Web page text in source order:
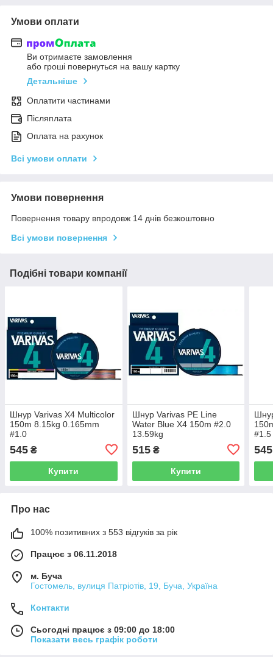
Умови оплати
Ви отримаєте замовлення
або гроші повернуться на вашу картку
Детальніше
Оплатити частинами
Післяплата
Оплата на рахунок
Всі умови оплати
Умови повернення
Повернення товару впродовж 14 днів безкоштовно
Всі умови повернення
Подібні товари компанії
Шнур Varivas X4 Multicolor
150m 8.15kg 0.165mm
#1.0
545 ₴
Купити
Шнур Varivas PE Line
Water Blue X4 150m #2.0
13.59kg
515₴
Купити
#1.5
545
Про нас
100% позитивних з 553 відгуків за рік
Працює з 06.11.2018
м. Буча
Гостомель, вулиця Патріотів, 19, Буча, Україна
Контакти
Сьогодні працює з 09:00 до 18:00
Показати весь графік роботи